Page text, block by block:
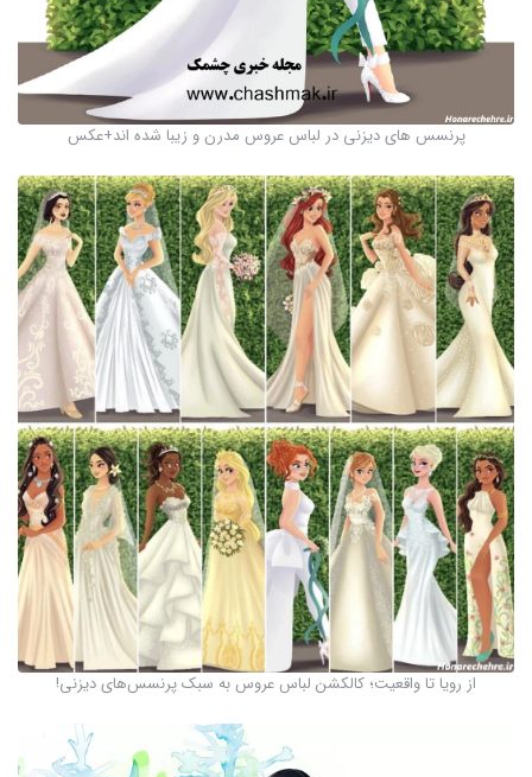
پرنسس های دیزنی در لباس عروس مدرن و زیبا شده اند+عکس
از رویا تا واقعیت؛ کالکشن لباس عروس به سبک پرنسس‌های دیزنی!